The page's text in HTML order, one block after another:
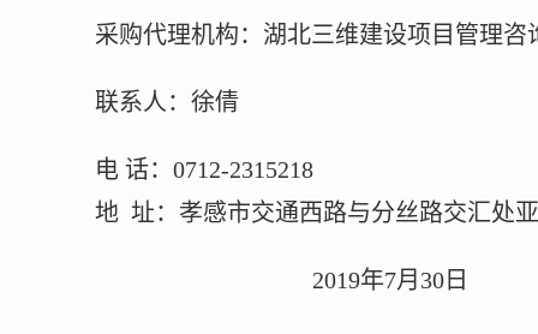
采购代理机构：湖北三维建设项目管理咨
联系人：徐倩
电 话： 0712-2315218
地 址：孝感市交通西路与分丝路交汇处
2019年7月 30 日